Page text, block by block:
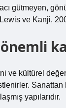
gütmeyen,
ve Kanji,
ve kültürel
yapılarıdır.